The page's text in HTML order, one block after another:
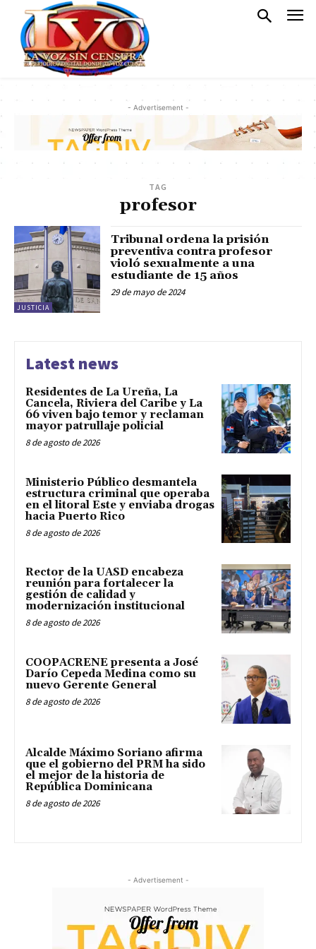
- Advertisement -
TAG
profesor
JUSTICIA
Tribunal ordena la prisión
preventiva contra profesor
violó sexualmente a una
estudiante de 15 años
29 de mayo de 2024
Latest news
Residentes de La Ureña, La
Cancela, Riviera del Caribe y La
66 viven bajo temor y reclaman
mayor patrullaje policial
8 de agosto de 2026
Ministerio Público desmantela
estructura criminal que operaba
en el litoral Este y enviaba drogas
hacia Puerto Rico
8 de agosto de 2026
Rector de la UASD encabeza
reunión para fortalecer la
gestión de calidad y
modernización institucional
8 de agosto de 2026
COOPACRENE presenta a José
Darío Cepeda Medina como su
nuevo Gerente General
8 de agosto de 2026
Alcalde Máximo Soriano afirma
que el gobierno del PRM ha sido
el mejor de la historia de
República Dominicana
8 de agosto de 2026
- Advertisement -